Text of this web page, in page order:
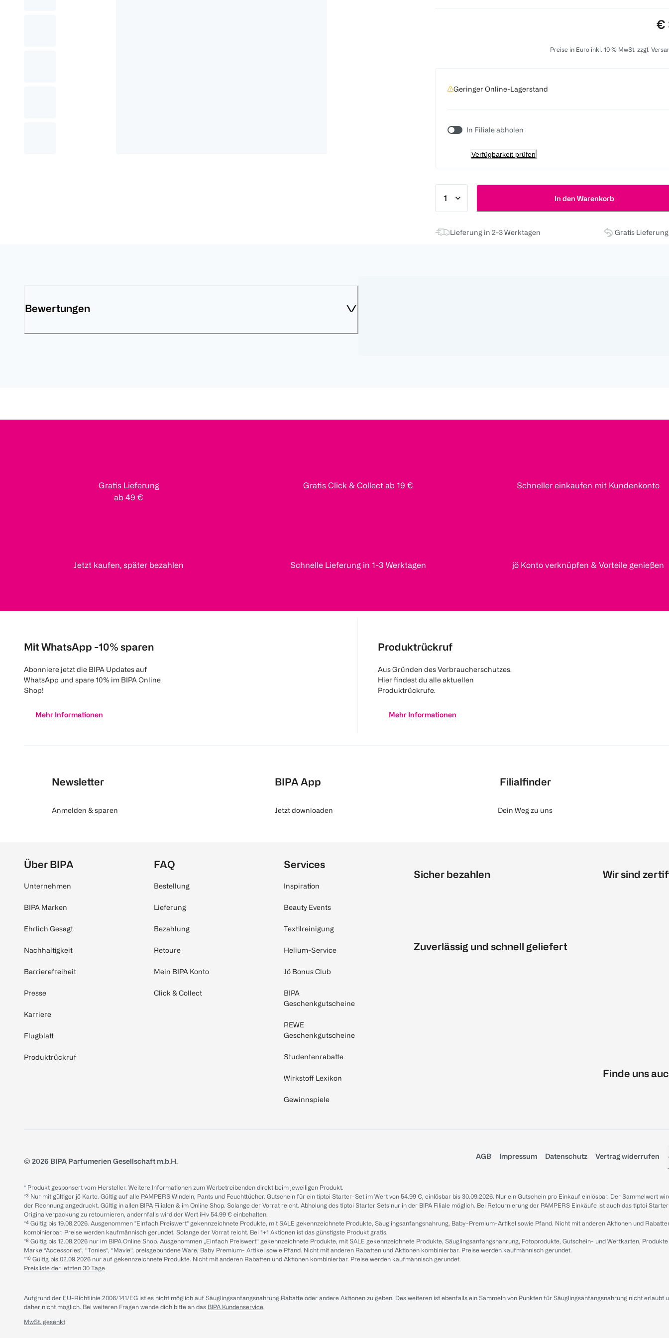
€
Preise in Euro inkl. 10 % MwSt. zzgl.
Geringer Online-Lagerstand
In Filiale abholen
Verfügbarkeit prüfen
In den Warenkorb
Lieferung in 2-3 Werktagen Gratis
Bewertungen
Gratis Lieferung
ab 49 €
Gratis Click & Collect ab 19 € Schneller einkaufen mit Kundenkonto
Jetzt kaufen, später bezahlen Schnelle Lieferung in 1-3 Werktagen jö Konto verknüpfen & Vorteile genießen
Mit WhatsApp -10% sparen
Abonniere jetzt die BIPA Updates auf
WhatsApp und spare 10% im BIPA Online
Shop!
Mehr Informationen
Produktrückruf
Aus Gründen des Verbraucherschutzes.
Hier findest du alle aktuellen
Produktrückrufe.
Mehr Informationen
Newsletter
Anmelden & sparen
BIPA App
Jetzt downloaden
Filialfinder
Dein Weg zu uns
Über BIPA
Unternehmen
BIPA Marken
Ehrlich Gesagt
Nachhaltigkeit
Barrierefreiheit
Presse
Karriere
Flugblatt
Produktrückruf
FAQ
Bestellung
Lieferung
Bezahlung
Retoure
Mein BIPA Konto
Click & Collect
Services
Inspiration
Beauty Events
Textilreinigung
Helium-Service
Jö Bonus Club
BIPA
Geschenkgutscheine
REWE
Geschenkgutscheine
Studentenrabatte
Wirkstoff Lexikon
Gewinnspiele
Sicher bezahlen
Zuverlässig und schnell geliefert
Wir sind
Finde uns
© 2026 BIPA Parfumerien Gesellschaft m.b.H.
AGB Impressum Datenschutz Vertrag widerrufen
* Produkt gesponsert vom Hersteller. Weitere Informationen zum Werbetreibenden direkt beim jeweiligen Produkt.
*³ Nur mit gültiger jö Karte. Gültig auf alle PAMPERS Windeln, Pants und Feuchttücher. Gutschein für ein tiptoi Starter-Set im Wert von 54.99 €, einlösbar bis 30.09.2026. Nur ein Gutschein pro Einkauf einlösbar. Der Sammelwert
der Rechnung angedruckt. Gültig in allen BIPA Filialen & im Online Shop. Solange der Vorrat reicht. Abholung des tiptoi Starter Sets nur in der BIPA Filiale möglich. Bei Retournierung der PAMPERS Einkäufe ist auch das tiptoi
Originalverpackung zu retournieren, andernfalls wird der Wert iHv 54.99 € einbehalten.
*⁴ Gültig bis 19.08.2026. Ausgenommen "Einfach Preiswert" gekennzeichnete Produkte, mit SALE gekennzeichnete Produkte, Säuglingsanfangsnahrung, Baby-Premium-Artikel sowie Pfand. Nicht mit anderen Aktionen und
kombinierbar. Preise werden kaufmännisch gerundet. Solange der Vorrat reicht. Bei 1+1 Aktionen ist das günstigste Produkt gratis.
*⁸ Gültig bis 12.08.2026 nur im BIPA Online Shop. Ausgenommen „Einfach Preiswert“ gekennzeichnete Produkte, mit SALE gekennzeichnete Produkte, Säuglingsanfangsnahrung, Fotoprodukte, Gutschein- und Wertkarten,
Marke “Accessories“, “Tonies“, “Mavie“, preisgebundene Ware, Baby Premium- Artikel sowie Pfand. Nicht mit anderen Rabatten und Aktionen kombinierbar. Preise werden kaufmännisch gerundet.
*¹⁰ Gültig bis 02.09.2026 nur auf gekennzeichnete Produkte. Nicht mit anderen Rabatten und Aktionen kombinierbar. Preise werden kaufmännisch gerundet.
Preisliste der letzten 30 Tage
Aufgrund der EU-Richtlinie 2006/141/EG ist es nicht möglich auf Säuglingsanfangsnahrung Rabatte oder andere Aktionen zu geben. Des weiteren ist ebenfalls ein Sammeln von Punkten für Säuglingsanfangsnahrung nicht erlaubt
daher nicht möglich. Bei weiteren Fragen wende dich bitte an das BIPA Kundenservice.
MwSt. gesenkt